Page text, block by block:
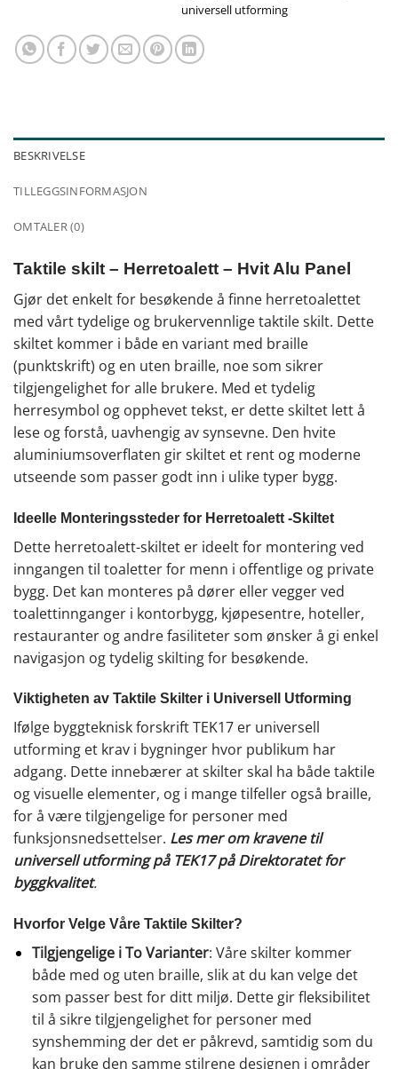
universell utforming
BESKRIVELSE
TILLEGGSINFORMASJON
OMTALER (0)
Taktile skilt – Herretoalett – Hvit Alu Panel
Gjør det enkelt for besøkende å finne herretoalettet
med vårt tydelige og brukervennlige taktile skilt. Dette
skiltet kommer i både en variant med braille
(punktskrift) og en uten braille, noe som sikrer
tilgjengelighet for alle brukere. Med et tydelig
herresymbol og opphevet tekst, er dette skiltet lett å
lese og forstå, uavhengig av synsevne. Den hvite
aluminiumsoverflaten gir skiltet et rent og moderne
utseende som passer godt inn i ulike typer bygg.
Ideelle Monteringssteder for Herretoalett -Skiltet
Dette herretoalett-skiltet er ideelt for montering ved
inngangen til toaletter for menn i offentlige og private
bygg. Det kan monteres på dører eller vegger ved
toalettinnganger i kontorbygg, kjøpesentre, hoteller,
restauranter og andre fasiliteter som ønsker å gi enkel
navigasjon og tydelig skilting for besøkende.
Viktigheten av Taktile Skilter i Universell Utforming
Ifølge byggteknisk forskrift TEK17 er universell
utforming et krav i bygninger hvor publikum har
adgang. Dette innebærer at skilter skal ha både taktile
og visuelle elementer, og i mange tilfeller også braille,
for å være tilgjengelige for personer med
funksjonsnedsettelser. Les mer om kravene til
universell utforming på TEK17 på Direktoratet for
byggkvalitet.
Hvorfor Velge Våre Taktile Skilter?
Tilgjengelige i To Varianter: Våre skilter kommer
både med og uten braille, slik at du kan velge det
som passer best for ditt miljø. Dette gir fleksibilitet
til å sikre tilgjengelighet for personer med
synshemming der det er påkrevd, samtidig som du
kan bruke den samme stilrene designen i områder